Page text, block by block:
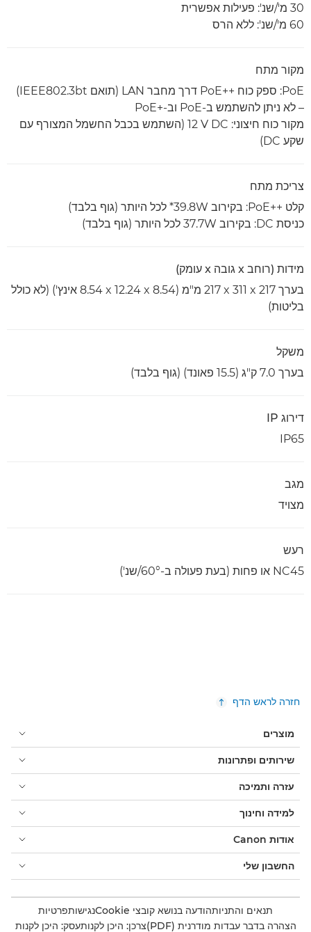
30 מ'/שנ': פעילות אפשרית
60 מ'/שנ': ללא הרס
מקור מתח
PoE: ספק כוח PoE++‎ דרך מחבר LAN (תואם IEEE802.3bt)
– לא ניתן להשתמש ב-PoE וב-PoE+‎
מקור כוח חיצוני: ‎12 V DC (השתמש בכבל החשמל המצורף עם
שקע DC)
צריכת מתח
קלט PoE++‎: בקירוב 39.8W* לכל היותר (גוף בלבד)
כניסת DC: בקירוב 37.7W לכל היותר (גוף בלבד)
מידות (רוחב x גובה x עומק)
בערך ‎217 x 311 x 217 מ"מ (‎8.54 x 12.24 x 8.54 אינץ') (לא כולל
בליטות)
משקל
בערך 7.0 ק"ג (15.5 פאונד) (גוף בלבד)
דירוג IP
IP65
מגב
מצויד
רעש
NC45 או פחות (בעת פעולה ב-60°/שנ')
חזרה לראש הדף
מוצרים
שירותים ופתרונות
עזרה ותמיכה
למידה וחינוך
אודות Canon
החשבון שלי
תנאים והתניותהודעה בנושא קובצי Cookie נגישותפרטיות
הצהרה בדבר עבדות מודרנית (PDF)
צרכן: היכן לקנותעסק: היכן לקנות